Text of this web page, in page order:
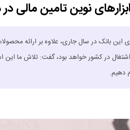
نوین تامین مالی
این بانک در سال جاری، علاوه بر ارائه
در کشور خواهد بود، گفت: تلاش ما این
دهیم.